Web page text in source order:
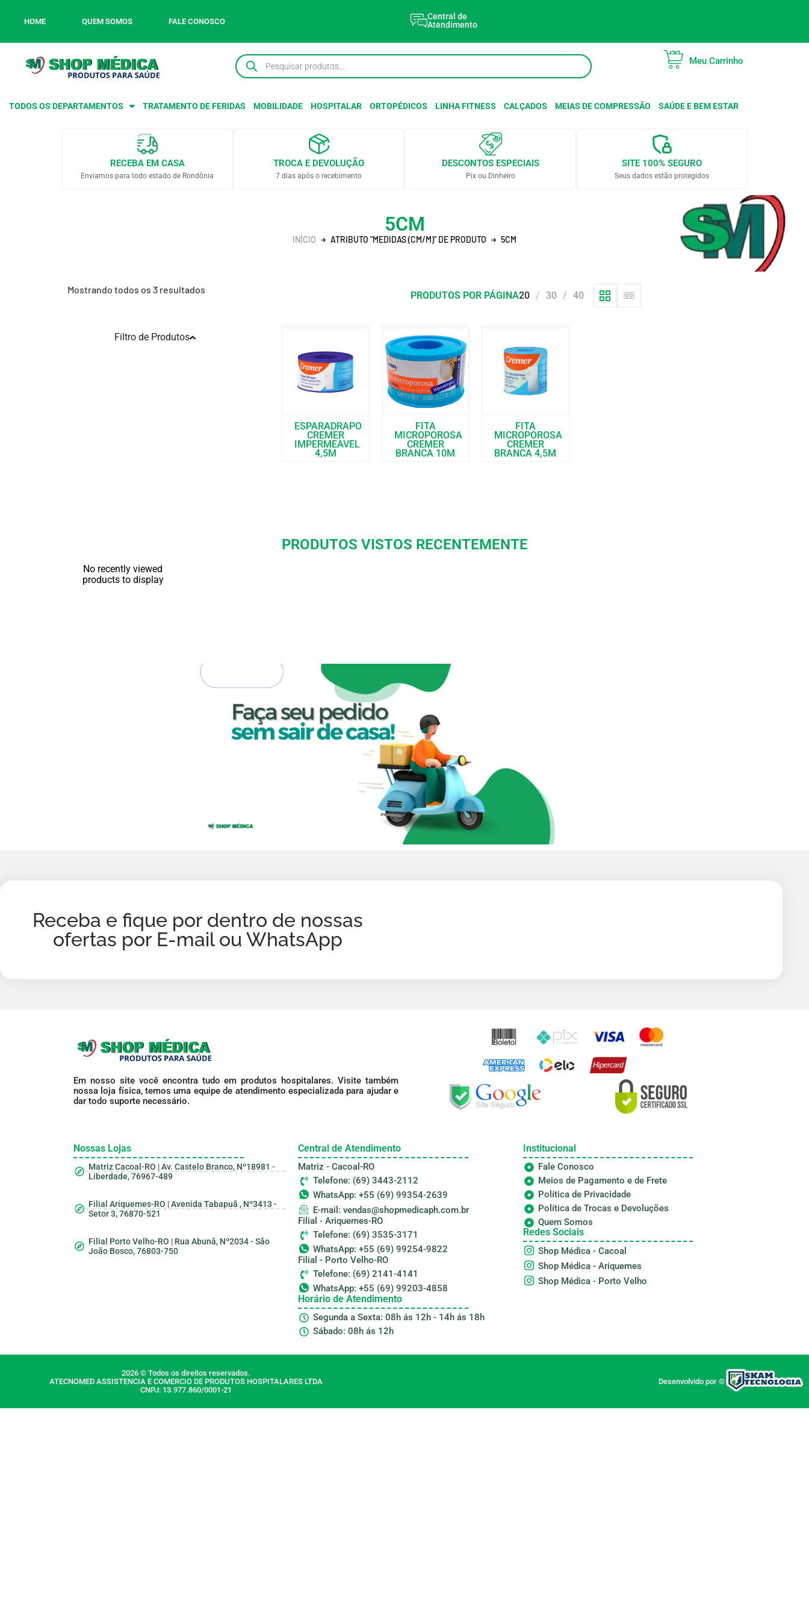
HOME QUEM SOMOS FALE CONOSCO
Central de
Atendimento
Meu Carrinho
TODOS OS DEPARTAMENTOS TRATAMENTO DE FERIDAS MOBILIDADE HOSPITALAR ORTOPÉDICOS LINHA FITNESS CALÇADOS MEIAS DE COMPRESSÃO SAÚDE E BEM ESTAR
RECEBA EM CASA
Enviamos para todo estado de Rondônia
TROCA E DEVOLUÇÃO
7 dias após o recebimento
DESCONTOS ESPECIAIS
Pix ou Dinheiro
SITE 100% SEGURO
Seus dados estão protegidos
5CM
INÍCIO ATRIBUTO "MEDIDAS (CM/M)" DE PRODUTO 5CM
Mostrando todos os 3 resultados
PRODUTOS POR PÁGINA20 30 40
Filtro de Produtos
ESPARADRAPO
CREMER
IMPERMEAVEL
4,5M
FITA
MICROPOROSA
CREMER
BRANCA 10M
FITA
MICROPOROSA
CREMER
BRANCA 4,5M
PRODUTOS VISTOS RECENTEMENTE
No recently viewed
products to display
Receba e fique por dentro de nossas
ofertas por E-mail ou WhatsApp
Em nosso site você encontra tudo em produtos hospitalares. Visite também
nossa loja física, temos uma equipe de atendimento especializada para ajudar e
dar todo suporte necessário.
Nossas Lojas
Matriz Cacoal-RO | Av. Castelo Branco, Nº18981 -
Liberdade, 76967-489
Filial Ariquemes-RO | Avenida Tabapuã , Nº3413 -
Setor 3, 76870-521
Filial Porto Velho-RO | Rua Abunã, Nº2034 - São
João Bosco, 76803-750
Central de Atendimento
Matriz - Cacoal-RO
Telefone: (69) 3443-2112
WhatsApp: +55 (69) 99354-2639
E-mail: vendas@shopmedicaph.com.br
Filial - Ariquemes-RO
Telefone: (69) 3535-3171
WhatsApp: +55 (69) 99254-9822
Filial - Porto Velho-RO
Telefone: (69) 2141-4141
WhatsApp: +55 (69) 99203-4858
Horário de Atendimento
Segunda a Sexta: 08h ás 12h - 14h ás 18h
Sábado: 08h ás 12h
Institucional
Fale Conosco
Meios de Pagamento e de Frete
Política de Privacidade
Política de Trocas e Devoluções
Quem Somos
Redes Sociais
Shop Médica - Cacoal
Shop Médica - Ariquemes
Shop Médica - Porto Velho
2026 © Todos os direitos reservados.
ATECNOMED ASSISTENCIA E COMERCIO DE PRODUTOS HOSPITALARES LTDA
CNPJ: 13.977.860/0001-21
Desenvolvido por ©